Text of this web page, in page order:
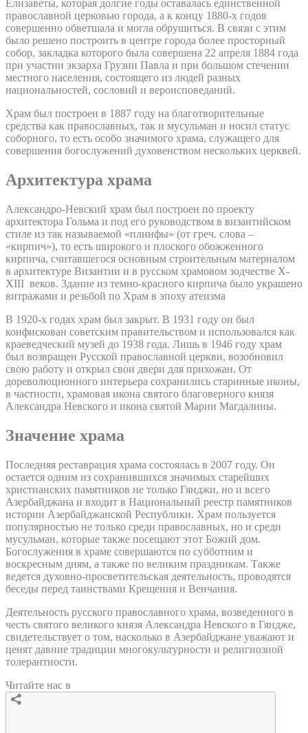
Елизаветы, которая долгие годы оставалась единственной
православной церковью города, а к концу 1880-х годов
совершенно обветшала и могла обрушиться. В связи с этим
было решено построить в центре города более просторный
собор, закладка которого была совершена 22 апреля 1884 года
при участии экзарха Грузии Павла и при большом стечении
местного населения, состоящего из людей разных
национальностей, сословий и вероисповеданий.
Храм был построен в 1887 году на благотворительные
средства как православных, так и мусульман и носил статус
соборного, то есть особо значимого храма, служащего для
совершения богослужений духовенством нескольких церквей.
Архитектура храма
Александро-Невский храм был построен по проекту
архитектора Гольма и под его руководством в византийском
стиле из так называемой «плинфы» (от греч. слова –
«кирпич»), то есть широкого и плоского обожженного
кирпича, считавшегося основным строительным материалом
в архитектуре Византии и в русском храмовом зодчестве X-
XIII веков. Здание из темно-красного кирпича было украшено
витражами и резьбой по Храм в эпоху атеизма
В 1920-х годах храм был закрыт. В 1931 году он был
конфискован советским правительством и использовался как
краеведческий музей до 1938 года. Лишь в 1946 году храм
был возвращен Русской православной церкви, возобновил
свою работу и открыл свои двери для прихожан. От
дореволюционного интерьера сохранились старинные иконы,
в частности, храмовая икона святого благоверного князя
Александра Невского и икона святой Марии Магдалины.
Значение храма
Последняя реставрация храма состоялась в 2007 году. Он
остается одним из сохранившихся значимых старейших
христианских памятников не только Гянджи, но и всего
Азербайджана и входит в Национальный реестр памятников
истории Азербайджанской Республики. Храм пользуется
популярностью не только среди православных, но и среди
мусульман, которые также посещают этот Божий дом.
Богослужения в храме совершаются по субботним и
воскресным дням, а также по великим праздникам. Также
ведется духовно-просветительская деятельность, проводятся
беседы перед таинствами Крещения и Венчания.
Деятельность русского православного храма, возведенного в
честь святого великого князя Александра Невского в Гяндже,
свидетельствует о том, насколько в Азербайджане уважают и
ценят давние традиции многокультурности и религиозной
толерантности.
Читайте нас в